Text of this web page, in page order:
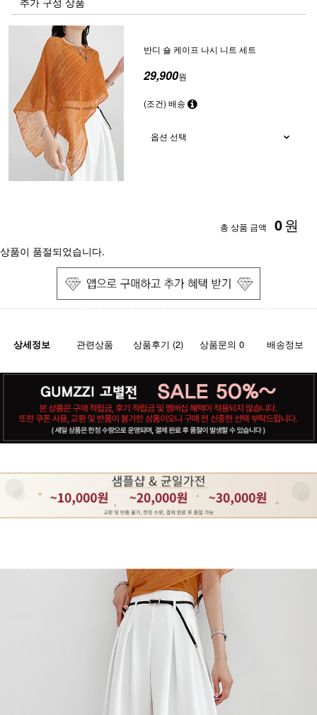
반디 숄 케이프 나시 니트 세트
29,900원
(조건) 배송
총 상품 금액 0원
상품이 품절되었습니다.
상세정보 관련상품 상품후기 (2) 상품문의 0 배송정보